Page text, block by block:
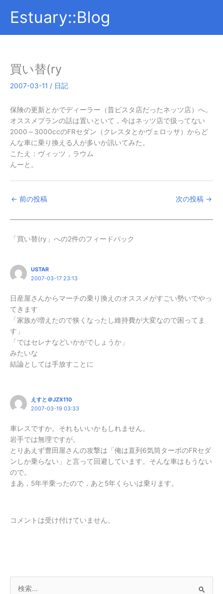
Estuary::Blog
買い替(ry
2007-03-11 / 日記
保険の更新とかでディーラー（昔ビスタ店だったネッツ店）へ。
オススメプランの話は置いといて，今はネッツ店で扱ってない
2000～3000ccのFRセダン（クレスタとかヴェロッサ）からど
んな車に乗り換える人が多いか訊いてみた。
こたえ：ヴィッツ，ラウム
んーと。
← 前の投稿 次の投稿 →
「買い替(ry」への2件のフィードバック
USTAR
2007-03-17 23:13
日産屋さんからマーチの乗り換えのオススメがすごい勢いでやっ
てきます
「家族が増えたので狭くなったし維持費が大変なので困ってま
す」
「ではセレナなどいかがでしょうか」
みたいな
結論としては手放すことに
えすと＠JZX110
2007-03-19 03:33
車レスですか。それもいいかもしれません。
岩手では無理ですが。
とりあえず豊田屋さんの攻撃は「俺は直列6気筒ターボのFRセダ
ンしか乗らない」と言って回避しています。そんな車はもうない
ので。
まあ，5年半乗ったので，あと5年くらいは乗ります。
コメントは受け付けていません。